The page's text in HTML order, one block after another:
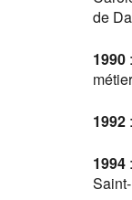
de
1990
1992
1994